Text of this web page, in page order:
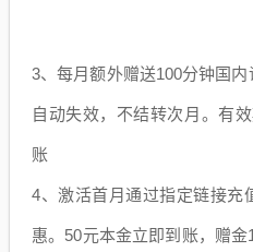
3、每月额外赠送100分钟国
自动失效，不结转次月。有
账
4、激活首月通过指定链接充
惠。50元本金立即到账，赠